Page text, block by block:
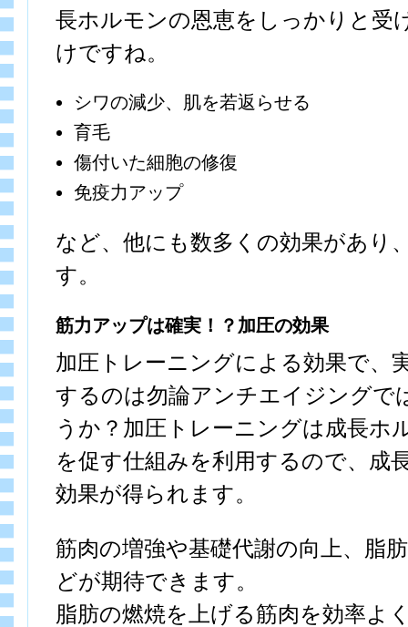
長ホルモンの恩恵をしっかりと受
けですね。
シワの減少、肌を若返らせる
育毛
傷付いた細胞の修復
免疫力アップ
など、他にも数多くの効果があり
す。
筋力アップは確実！？加圧の効果
加圧トレーニングによる効果で、
するのは勿論アンチエイジングで
うか？加圧トレーニングは成長ホ
を促す仕組みを利用するので、成
効果が得られます。
筋肉の増強や基礎代謝の向上、脂
どが期待できます。
脂肪の燃焼を上げる筋肉を効率よ